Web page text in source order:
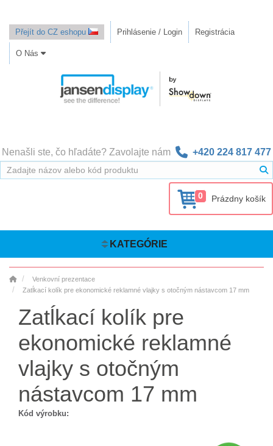
Přejít do CZ eshopu Prihlásenie / Login Registrácia
O Nás
Nenašli ste, čo hľadáte? Zavolajte nám +420 224 817 477
0 Prázdny košík
KATEGÓRIE
Venkovní prezentace
Zatĺkací kolík pre ekonomické reklamné vlajky s otočným nástavcom 17 mm
Zatĺkací kolík pre
ekonomické reklamné
vlajky s otočným
nástavcom 17 mm
Kód výrobku: